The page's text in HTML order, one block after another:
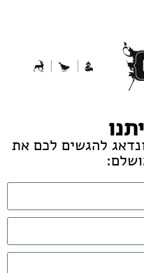
להגשים לכם את